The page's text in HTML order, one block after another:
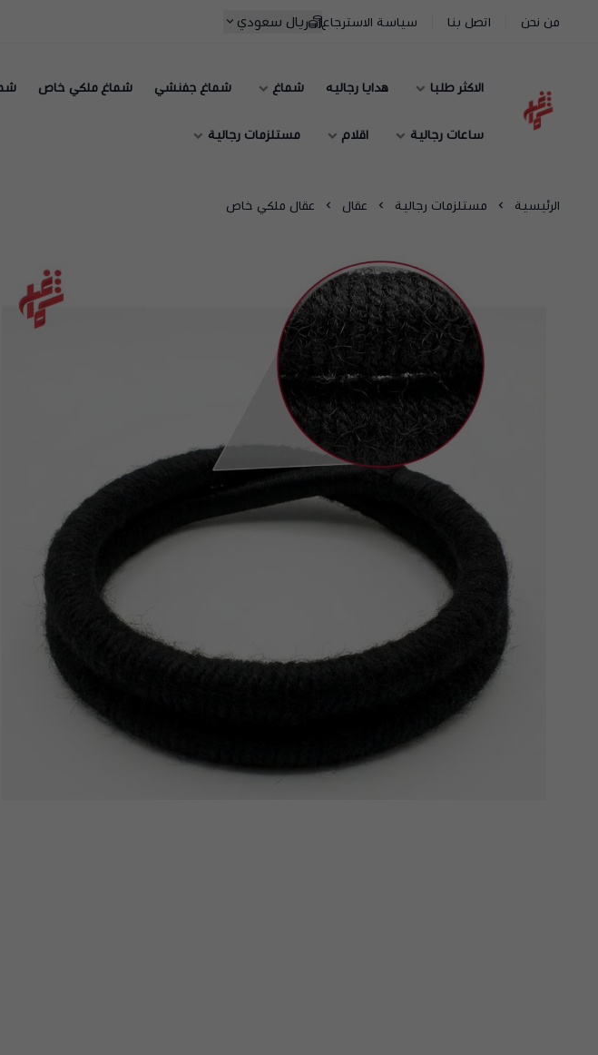
من نحن اتصل بنا سياسة الاسترجاع ريال سعودي
شماغ شوب | أفضل متجر شماغ في السعودية
الاكثر طلبا هدايا رجاليه شماغ شماغ جفنشي شماغ ملكي خاص
ساعات رجالية اقلام مستلزمات رجالية
الرئيسية مستلزمات رجالية عقال عقال ملكي خاص